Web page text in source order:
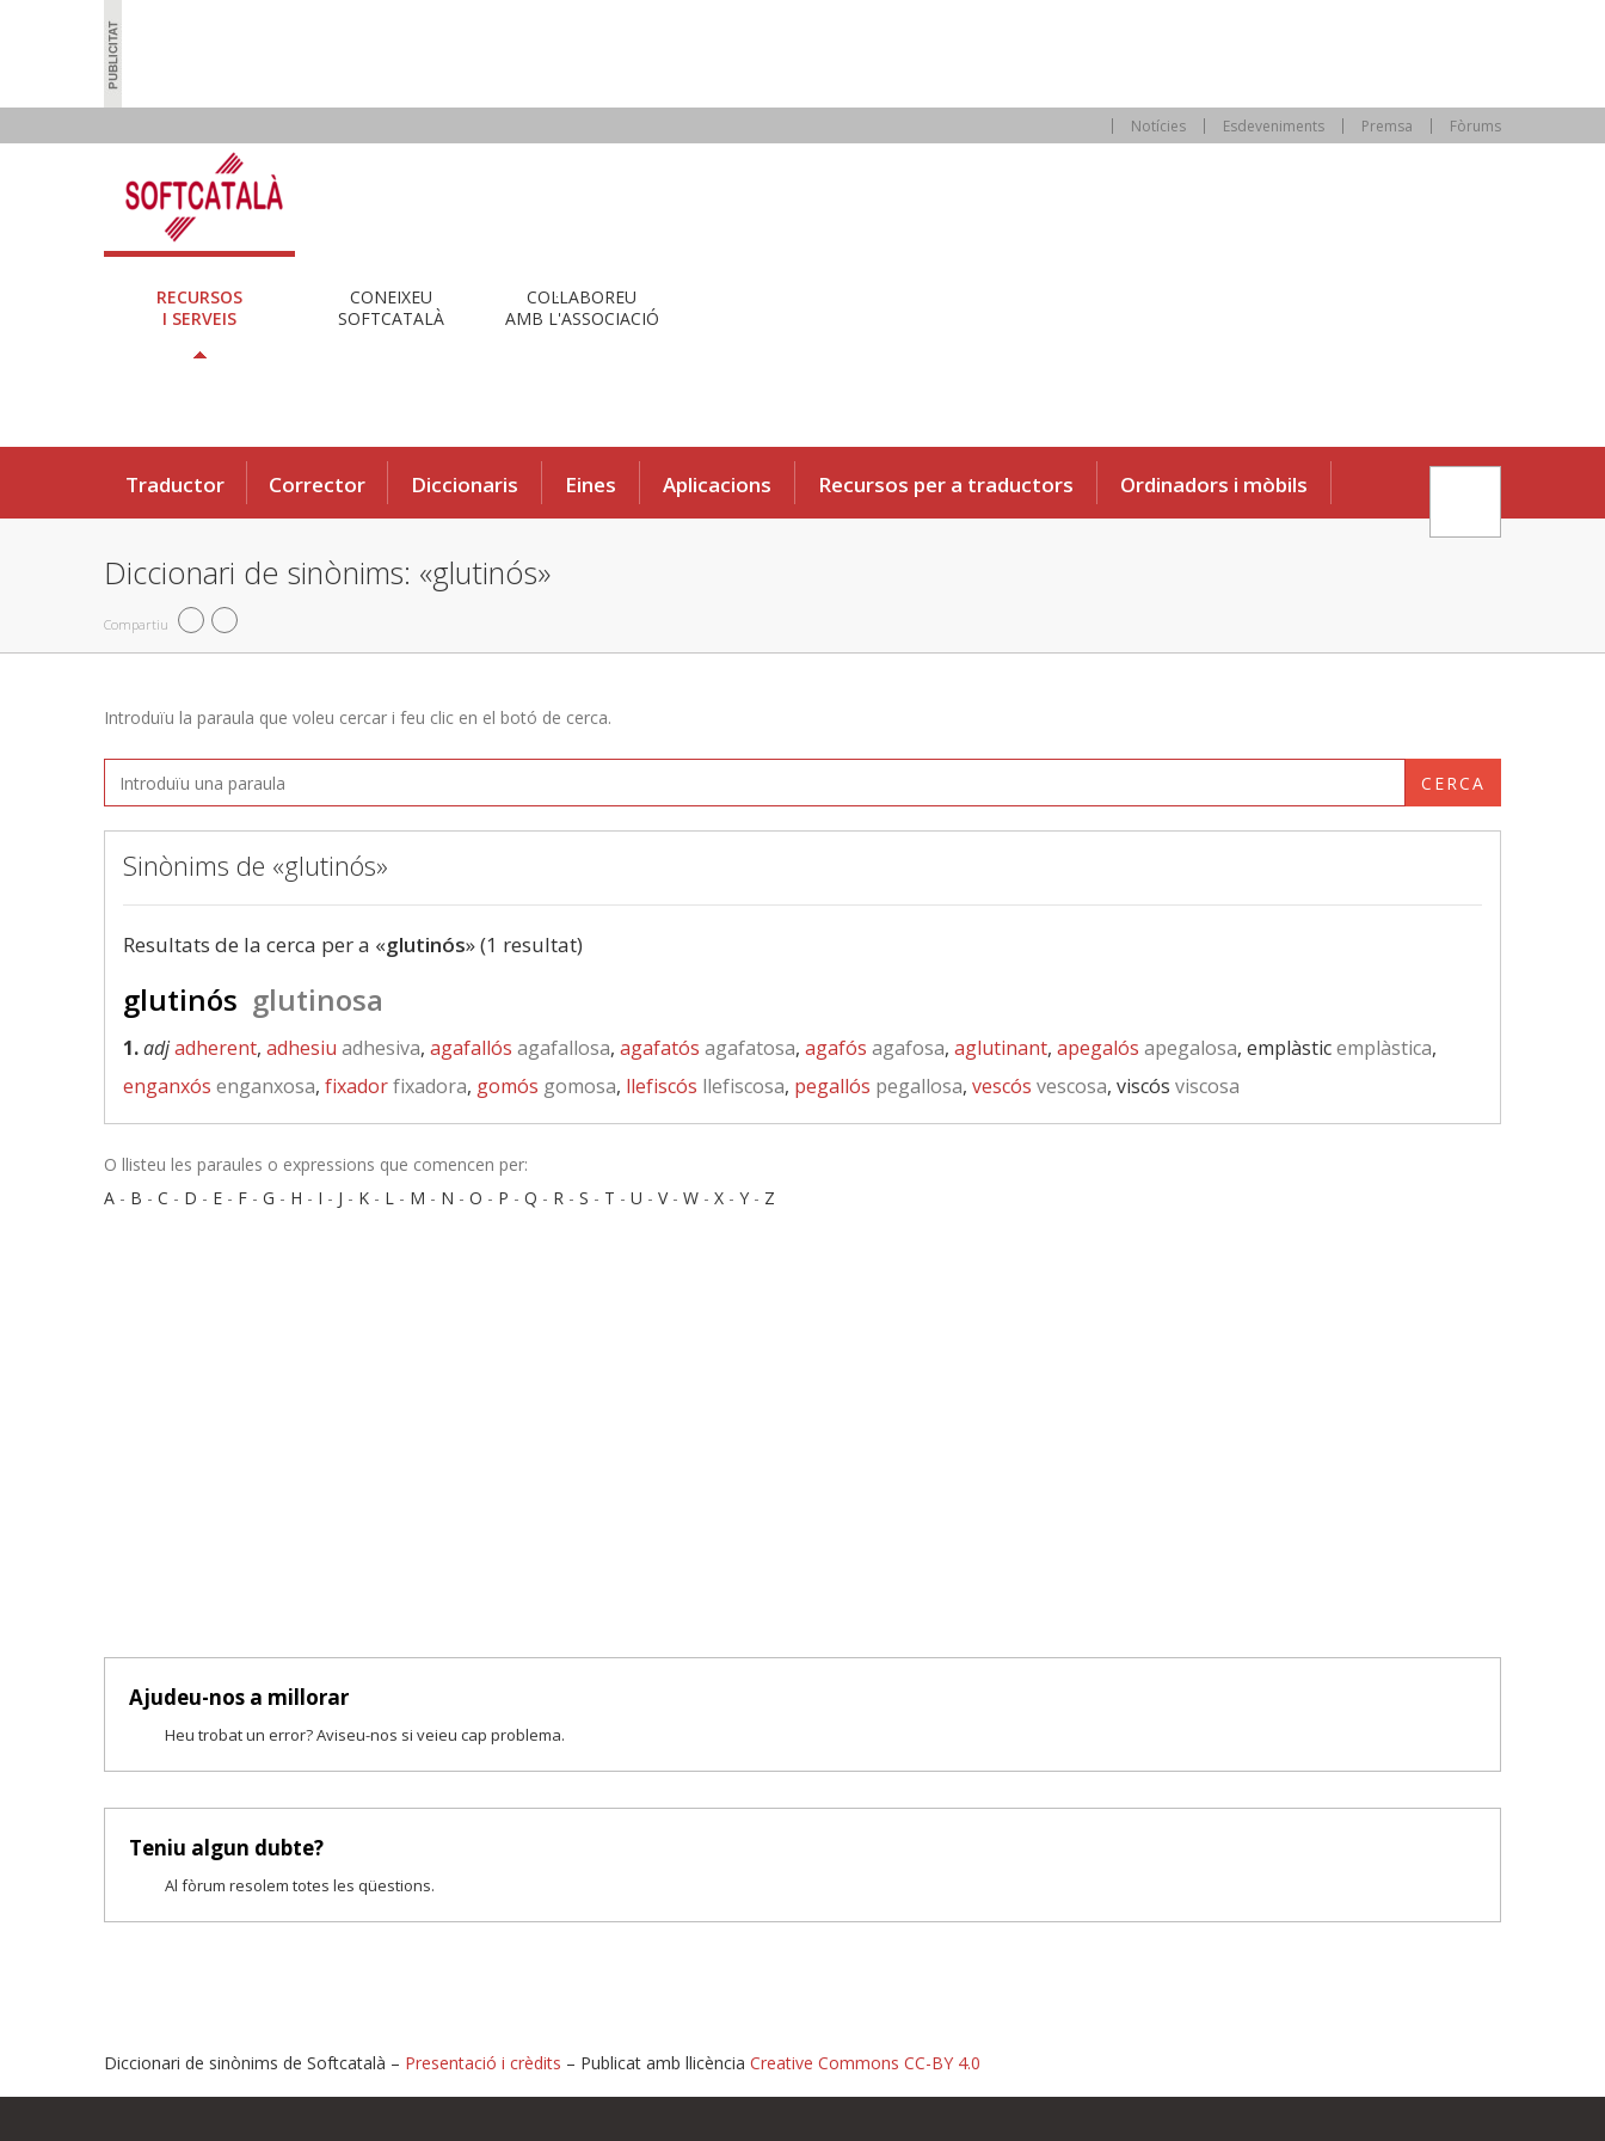
Notícies Esdeveniments Premsa Fòrums
RECURSOS
I SERVEIS
CONEIXEU
SOFTCATALÀ
COL·LABOREU
AMB L'ASSOCIACIÓ
Traductor Corrector Diccionaris Eines Aplicacions Recursos per a traductors Ordinadors i mòbils
Diccionari de sinònims: «glutinós»
Compartiu
Introduïu la paraula que voleu cercar i feu clic en el botó de cerca.
CERCA
Sinònims de «glutinós»
Resultats de la cerca per a «glutinós» (1 resultat)
glutinós glutinosa
1.adjadherent, adhesiu adhesiva, agafallós agafallosa, agafatós agafatosa, agafós agafosa, aglutinant, apegalós apegalosa, emplàsticemplàstica,
enganxós enganxosa, fixadorfixadora, gomós gomosa, llefiscós llefiscosa, pegallós pegallosa, vescós vescosa, viscós viscosa
O llisteu les paraules o expressions que comencen per:
A - B - C - D - E - F - G - H - I - J - K - L - M - N - O - P - Q - R - S - T - U - V- W - X - Y - Z
Ajudeu-nos a millorar
Heu trobat un error? Aviseu-nos si veieu cap problema.
Teniu algun dubte?
Al fòrum resolem totes les qüestions.
Diccionari de sinònims de Softcatalà – Presentació i crèdits – Publicat amb llicència Creative Commons CC-BY 4.0